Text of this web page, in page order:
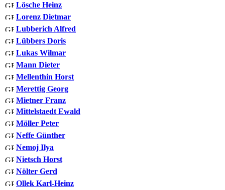
Lösche Heinz
Lorenz Dietmar
Lubberich Alfred
Lübbers Doris
Lukas Wilmar
Mann Dieter
Mellenthin Horst
Merettig Georg
Mietner Franz
Mittelstaedt Ewald
Möller Peter
Neffe Günther
Nemoj Ilya
Nietsch Horst
Nölter Gerd
Ollek Karl-Heinz